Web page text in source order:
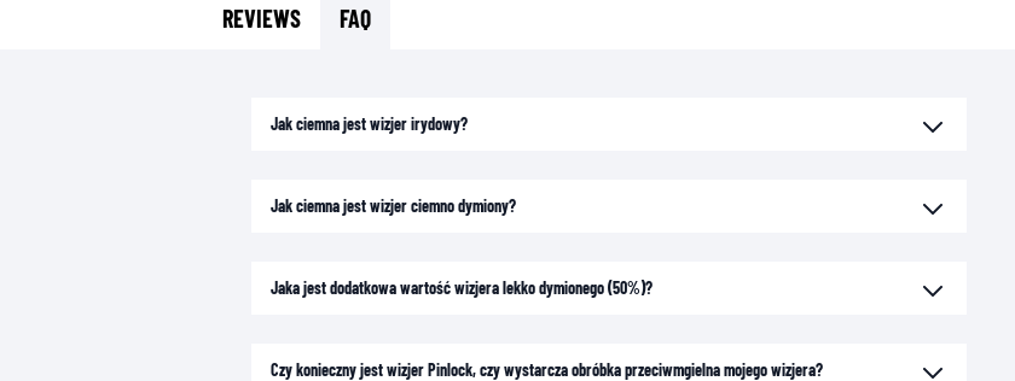
KOSZULE
T-SHIRTY
REVIEWS FAQ
Jak ciemna jest wizjer irydowy?
Jak ciemna jest wizjer ciemno dymiony?
Jaka jest dodatkowa wartość wizjera lekko dymionego (50%)?
Czy konieczny jest wizjer Pinlock, czy wystarcza obróbka przeciwmgielna mojego wizjera?